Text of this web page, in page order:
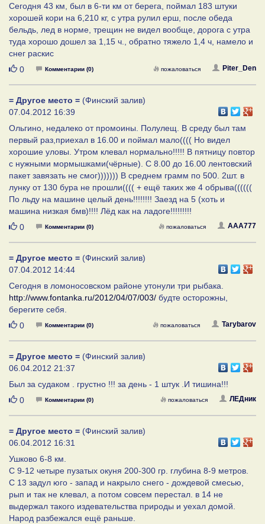
Сегодня 43 км, был в 6-ти км от берега, поймал 183 штуки
хорошей кори на 6,210 кг, с утра рулил ерш, после обеда
бельдь, лед в норме, трещин не видел вообще, дорога с утра
туда хорошо дошел за 1,15 ч., обратно тяжело 1,4 ч, намело и
снег раскис
Нравится
0 Комментарии (0) Piter_Den
пожаловаться
= Другое место = (Финский залив)
07.04.2012 16:39
Ольгино, недалеко от промоины. Полулещ. В среду был там
первый раз,приехал в 16.00 и поймал мало(((( Но видел
хорошие уловы. Утром клевал нормально!!!!! В пятницу повтор
с нужными мормышками(чёрные). С 8.00 до 16.00 лентовский
пакет завязать не смог))))))) В среднем грамм по 500. 2шт. в
лунку от 130 бура не прошли(((( + ещё таких же 4 обрыва((((((
По льду на машине целый день!!!!!!!! Заезд на 5 (хоть и
машина низкая бмв)!!!! Лёд как на ладоге!!!!!!!!!
Нравится
0 Комментарии (0) AAA777
пожаловаться
= Другое место = (Финский залив)
07.04.2012 14:44
Сегодня в ломоносовском районе утонули три рыбака.
http://www.fontanka.ru/2012/04/07/003/ будте осторожны,
берегите себя.
Нравится
0 Комментарии (0) Tarybarov
пожаловаться
= Другое место = (Финский залив)
06.04.2012 21:37
Был за судаком . грустно !!! за день - 1 штук .И тишина!!!
Нравится
0 Комментарии (0) ЛЕДник
пожаловаться
= Другое место = (Финский залив)
06.04.2012 16:31
Ушково 6-8 км.
С 9-12 четыре пузатых окуня 200-300 гр. глубина 8-9 метров.
С 13 задул юго - запад и накрыло снего - дождевой смесью,
рып и так не клевал, а потом совсем перестал. в 14 не
выдержал такого издевательства природы и уехал домой.
Народ разбежался ещё раньше.